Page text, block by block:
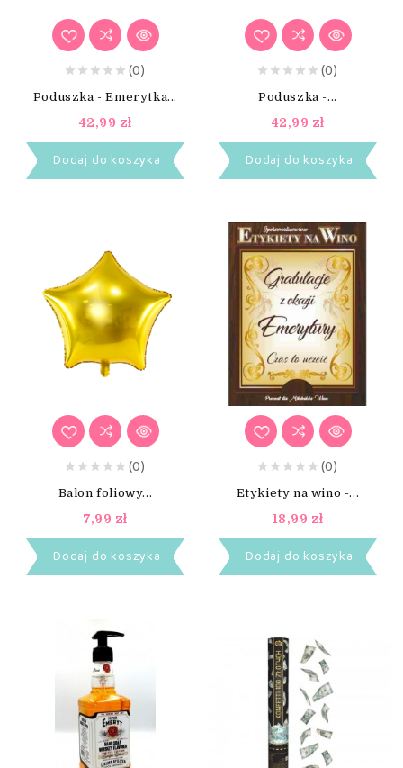
(0)
Poduszka - Emerytka...
42,99 zł
Dodaj do koszyka
(0)
Poduszka -...
42,99 zł
Dodaj do koszyka
(0)
Balon foliowy...
7,99 zł
Dodaj do koszyka
(0)
Etykiety na wino -...
18,99 zł
Dodaj do koszyka